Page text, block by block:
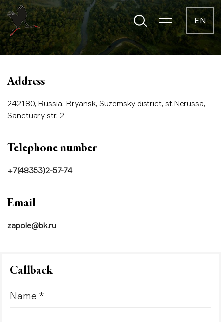
EN
Address
242180, Russia, Bryansk, Suzemsky district, st.Nerussa,
Sanctuary str, 2
Telephone number
+7(48353)2-57-74
Email
zapole@bk.ru
Callback